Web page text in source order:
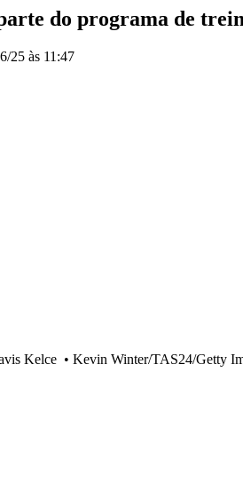
do programa de
25 às 11:47
Kelce • Kevin Winter/TAS24/Getty